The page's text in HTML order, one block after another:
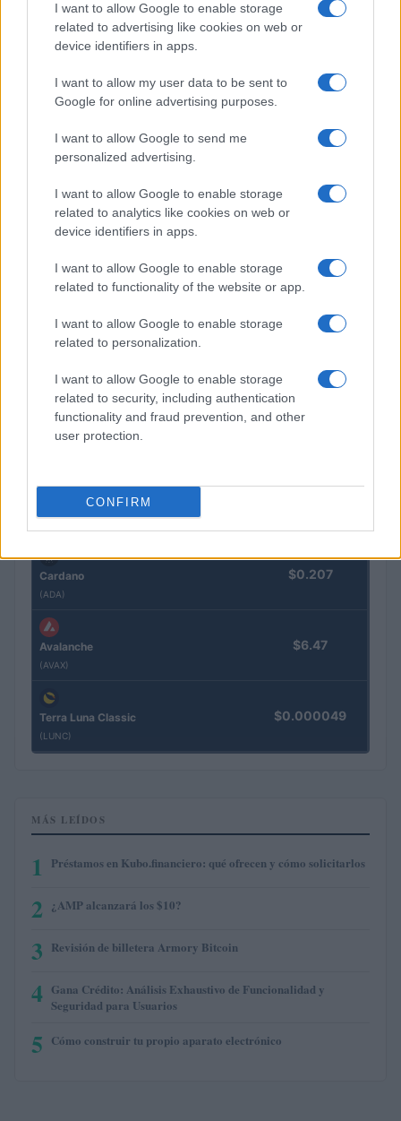
I want to allow Google to enable storage
related to advertising like cookies on web or
device identifiers in apps.
I want to allow my user data to be sent to
Google for online advertising purposes.
I want to allow Google to send me
personalized advertising.
I want to allow Google to enable storage
related to analytics like cookies on web or
device identifiers in apps.
I want to allow Google to enable storage
related to functionality of the website or app.
I want to allow Google to enable storage
related to personalization.
I want to allow Google to enable storage
related to security, including authentication
functionality and fraud prevention, and other
user protection.
CONFIRM
Cómo los delincuentes están explotando los cambios en la
normativa cripto europea
Diego Martín · 6 Ago 2026
Nombre
$64,639.00
Ethereum $1,912.79
(BNB)
XRP
Cardano
(ADA)
$0.207
Avalanche
(AVAX)
$6.47
Terra Luna Classic
(LUNC)
$0.000049
MÁS LEÍDOS
1 Préstamos en Kubo.financiero: qué ofrecen y cómo solicitarlos
2 ¿AMP alcanzará los $10?
3 Revisión de billetera Armory Bitcoin
4 Gana Crédito: Análisis Exhaustivo de Funcionalidad y
Seguridad para Usuarios
5 Cómo construir tu propio aparato electrónico